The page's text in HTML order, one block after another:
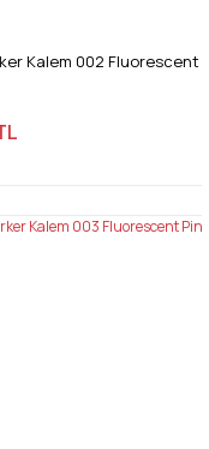
Kalem 002 Fluorescent